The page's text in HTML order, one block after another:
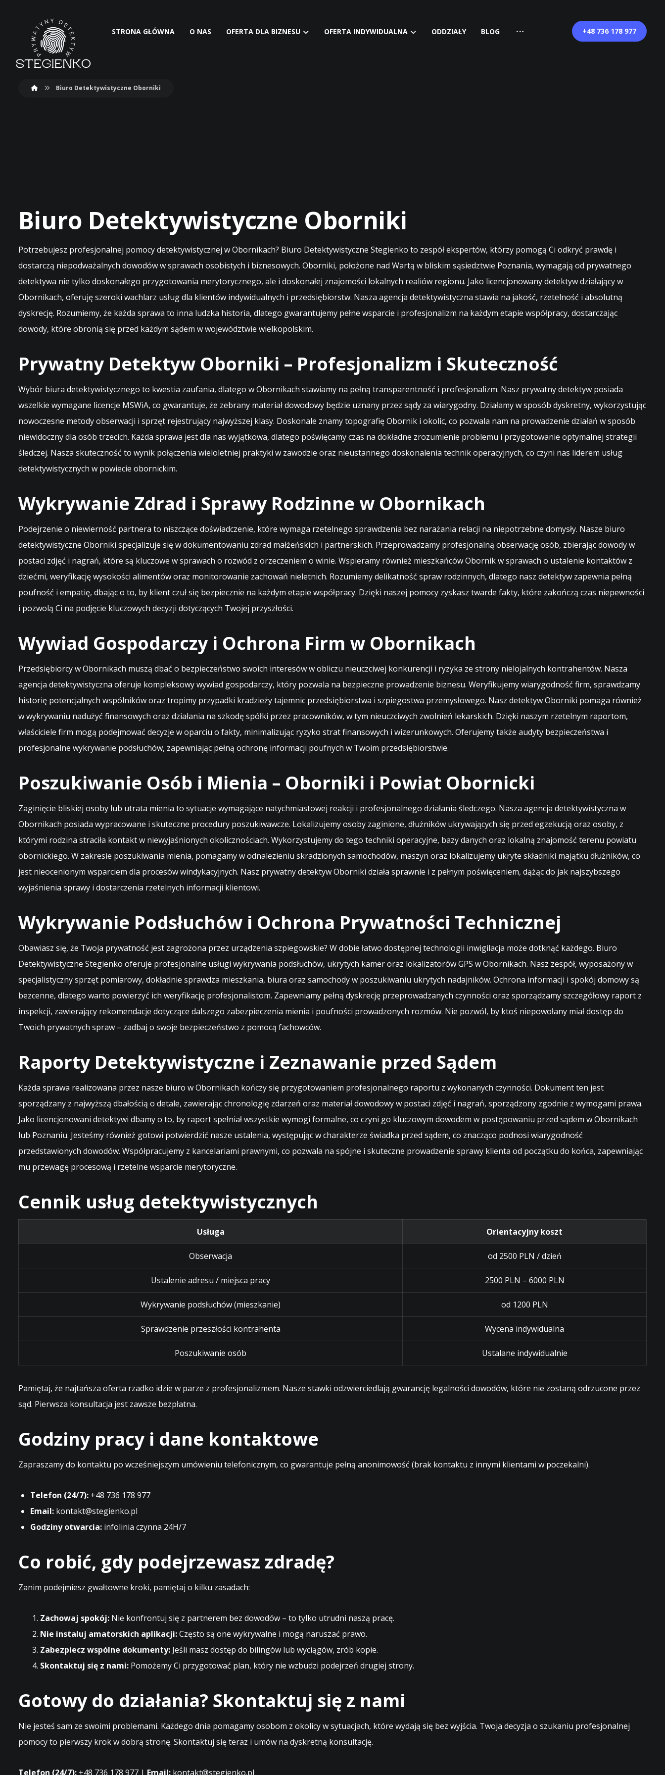
STRONA GŁÓWNA O NAS OFERTA DLA BIZNESU OFERTA INDYWIDUALNA ODDZIAŁY BLOG +48 736 178 977
Biuro Detektywistyczne Oborniki
Biuro Detektywistyczne Oborniki
Potrzebujesz profesjonalnej pomocy detektywistycznej w Obornikach? Biuro Detektywistyczne Stegienko to zespół ekspertów, którzy pomogą Ci odkryć prawdę i
dostarczą niepodważalnych dowodów w sprawach osobistych i biznesowych. Oborniki, położone nad Wartą w bliskim sąsiedztwie Poznania, wymagają od prywatnego
detektywa nie tylko doskonałego przygotowania merytorycznego, ale i doskonałej znajomości lokalnych realiów regionu. Jako licencjonowany detektyw działający w
Obornikach, oferuję szeroki wachlarz usług dla klientów indywidualnych i przedsiębiorstw. Nasza agencja detektywistyczna stawia na jakość, rzetelność i absolutną
dyskrecję. Rozumiemy, że każda sprawa to inna ludzka historia, dlatego gwarantujemy pełne wsparcie i profesjonalizm na każdym etapie współpracy, dostarczając
dowody, które obronią się przed każdym sądem w województwie wielkopolskim.
Prywatny Detektyw Oborniki – Profesjonalizm i Skuteczność
Wybór biura detektywistycznego to kwestia zaufania, dlatego w Obornikach stawiamy na pełną transparentność i profesjonalizm. Nasz prywatny detektyw posiada
wszelkie wymagane licencje MSWiA, co gwarantuje, że zebrany materiał dowodowy będzie uznany przez sądy za wiarygodny. Działamy w sposób dyskretny, wykorzystując
nowoczesne metody obserwacji i sprzęt rejestrujący najwyższej klasy. Doskonale znamy topografię Obornik i okolic, co pozwala nam na prowadzenie działań w sposób
niewidoczny dla osób trzecich. Każda sprawa jest dla nas wyjątkowa, dlatego poświęcamy czas na dokładne zrozumienie problemu i przygotowanie optymalnej strategii
śledczej. Nasza skuteczność to wynik połączenia wieloletniej praktyki w zawodzie oraz nieustannego doskonalenia technik operacyjnych, co czyni nas liderem usług
detektywistycznych w powiecie obornickim.
Wykrywanie Zdrad i Sprawy Rodzinne w Obornikach
Podejrzenie o niewierność partnera to niszczące doświadczenie, które wymaga rzetelnego sprawdzenia bez narażania relacji na niepotrzebne domysły. Nasze biuro
detektywistyczne Oborniki specjalizuje się w dokumentowaniu zdrad małżeńskich i partnerskich. Przeprowadzamy profesjonalną obserwację osób, zbierając dowody w
postaci zdjęć i nagrań, które są kluczowe w sprawach o rozwód z orzeczeniem o winie. Wspieramy również mieszkańców Obornik w sprawach o ustalenie kontaktów z
dziećmi, weryfikację wysokości alimentów oraz monitorowanie zachowań nieletnich. Rozumiemy delikatność spraw rodzinnych, dlatego nasz detektyw zapewnia pełną
poufność i empatię, dbając o to, by klient czuł się bezpiecznie na każdym etapie współpracy. Dzięki naszej pomocy zyskasz twarde fakty, które zakończą czas niepewności
i pozwolą Ci na podjęcie kluczowych decyzji dotyczących Twojej przyszłości.
Wywiad Gospodarczy i Ochrona Firm w Obornikach
Przedsiębiorcy w Obornikach muszą dbać o bezpieczeństwo swoich interesów w obliczu nieuczciwej konkurencji i ryzyka ze strony nielojalnych kontrahentów. Nasza
agencja detektywistyczna oferuje kompleksowy wywiad gospodarczy, który pozwala na bezpieczne prowadzenie biznesu. Weryfikujemy wiarygodność firm, sprawdzamy
historię potencjalnych wspólników oraz tropimy przypadki kradzieży tajemnic przedsiębiorstwa i szpiegostwa przemysłowego. Nasz detektyw Oborniki pomaga również
w wykrywaniu nadużyć finansowych oraz działania na szkodę spółki przez pracowników, w tym nieuczciwych zwolnień lekarskich. Dzięki naszym rzetelnym raportom,
właściciele firm mogą podejmować decyzje w oparciu o fakty, minimalizując ryzyko strat finansowych i wizerunkowych. Oferujemy także audyty bezpieczeństwa i
profesjonalne wykrywanie podsłuchów, zapewniając pełną ochronę informacji poufnych w Twoim przedsiębiorstwie.
Poszukiwanie Osób i Mienia – Oborniki i Powiat Obornicki
Zaginięcie bliskiej osoby lub utrata mienia to sytuacje wymagające natychmiastowej reakcji i profesjonalnego działania śledczego. Nasza agencja detektywistyczna w
Obornikach posiada wypracowane i skuteczne procedury poszukiwawcze. Lokalizujemy osoby zaginione, dłużników ukrywających się przed egzekucją oraz osoby, z
którymi rodzina straciła kontakt w niewyjaśnionych okolicznościach. Wykorzystujemy do tego techniki operacyjne, bazy danych oraz lokalną znajomość terenu powiatu
obornickiego. W zakresie poszukiwania mienia, pomagamy w odnalezieniu skradzionych samochodów, maszyn oraz lokalizujemy ukryte składniki majątku dłużników, co
jest nieocenionym wsparciem dla procesów windykacyjnych. Nasz prywatny detektyw Oborniki działa sprawnie i z pełnym poświęceniem, dążąc do jak najszybszego
wyjaśnienia sprawy i dostarczenia rzetelnych informacji klientowi.
Wykrywanie Podsłuchów i Ochrona Prywatności Technicznej
Obawiasz się, że Twoja prywatność jest zagrożona przez urządzenia szpiegowskie? W dobie łatwo dostępnej technologii inwigilacja może dotknąć każdego. Biuro
Detektywistyczne Stegienko oferuje profesjonalne usługi wykrywania podsłuchów, ukrytych kamer oraz lokalizatorów GPS w Obornikach. Nasz zespół, wyposażony w
specjalistyczny sprzęt pomiarowy, dokładnie sprawdza mieszkania, biura oraz samochody w poszukiwaniu ukrytych nadajników. Ochrona informacji i spokój domowy są
bezcenne, dlatego warto powierzyć ich weryfikację profesjonalistom. Zapewniamy pełną dyskrecję przeprowadzanych czynności oraz sporządzamy szczegółowy raport z
inspekcji, zawierający rekomendacje dotyczące dalszego zabezpieczenia mienia i poufności prowadzonych rozmów. Nie pozwól, by ktoś niepowołany miał dostęp do
Twoich prywatnych spraw – zadbaj o swoje bezpieczeństwo z pomocą fachowców.
Raporty Detektywistyczne i Zeznawanie przed Sądem
Każda sprawa realizowana przez nasze biuro w Obornikach kończy się przygotowaniem profesjonalnego raportu z wykonanych czynności. Dokument ten jest
sporządzany z najwyższą dbałością o detale, zawierając chronologię zdarzeń oraz materiał dowodowy w postaci zdjęć i nagrań, sporządzony zgodnie z wymogami prawa.
Jako licencjonowani detektywi dbamy o to, by raport spełniał wszystkie wymogi formalne, co czyni go kluczowym dowodem w postępowaniu przed sądem w Obornikach
lub Poznaniu. Jesteśmy również gotowi potwierdzić nasze ustalenia, występując w charakterze świadka przed sądem, co znacząco podnosi wiarygodność
przedstawionych dowodów. Współpracujemy z kancelariami prawnymi, co pozwala na spójne i skuteczne prowadzenie sprawy klienta od początku do końca, zapewniając
mu przewagę procesową i rzetelne wsparcie merytoryczne.
Cennik usług detektywistycznych
Usługa Orientacyjny koszt
Obserwacja od 2500 PLN / dzień
Ustalenie adresu / miejsca pracy 2500 PLN – 6000 PLN
Wykrywanie podsłuchów (mieszkanie) od 1200 PLN
Sprawdzenie przeszłości kontrahenta Wycena indywidualna
Poszukiwanie osób Ustalane indywidualnie
Pamiętaj, że najtańsza oferta rzadko idzie w parze z profesjonalizmem. Nasze stawki odzwierciedlają gwarancję legalności dowodów, które nie zostaną odrzucone przez
sąd. Pierwsza konsultacja jest zawsze bezpłatna.
Godziny pracy i dane kontaktowe
Zapraszamy do kontaktu po wcześniejszym umówieniu telefonicznym, co gwarantuje pełną anonimowość (brak kontaktu z innymi klientami w poczekalni).
Telefon (24/7): +48 736 178 977
Email: kontakt@stegienko.pl
Godziny otwarcia: infolinia czynna 24H/7
Co robić, gdy podejrzewasz zdradę?
Zanim podejmiesz gwałtowne kroki, pamiętaj o kilku zasadach:
Zachowaj spokój: Nie konfrontuj się z partnerem bez dowodów – to tylko utrudni naszą pracę.
Nie instaluj amatorskich aplikacji:Często są one wykrywalne i mogą naruszać prawo.
Zabezpiecz wspólne dokumenty: Jeśli masz dostęp do bilingów lub wyciągów, zrób kopie.
Skontaktuj się z nami: Pomożemy Ci przygotować plan, który nie wzbudzi podejrzeń drugiej strony.
Gotowy do działania? Skontaktuj się z nami
Nie jesteś sam ze swoimi problemami. Każdego dnia pomagamy osobom z okolicy w sytuacjach, które wydają się bez wyjścia. Twoja decyzja o szukaniu profesjonalnej
pomocy to pierwszy krok w dobrą stronę. Skontaktuj się teraz i umów na dyskretną konsultację.
Telefon (24/7): +48 736 178 977 | Email: kontakt@stegienko.pl